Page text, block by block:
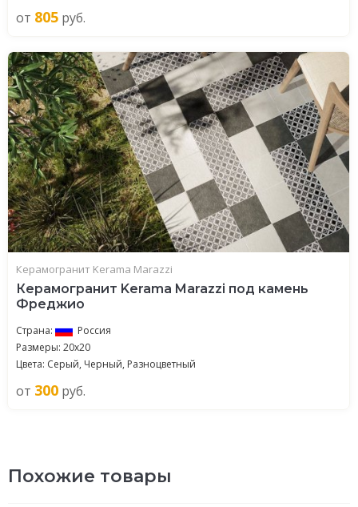
от 805 руб.
Керамогранит Kerama Marazzi
Керамогранит Kerama Marazzi под камень
Фреджио
Страна:
Россия
Размеры: 20x20
Цвета: Серый, Черный, Разноцветный
от 300 руб.
Похожие товары